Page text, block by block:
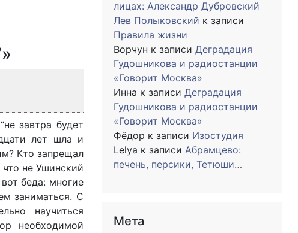
завтра будет
лет шла и
Кто запрещал
что не Ушинский
беда: многие
заниматься. С
научиться
необходимой
лицах: Александр Дубровский
Лев Полыковский к записи
Правила жизни
Ворчун к записи Деградация
Гудошникова и радиостанции
«Говорит Москва»
Инна к записи Деградация
Гудошникова и радиостанции
«Говорит Москва»
Фёдор к записи Изостудия
Lelya к записи Абрамцево:
печень, персики, Тетюши…
Мета